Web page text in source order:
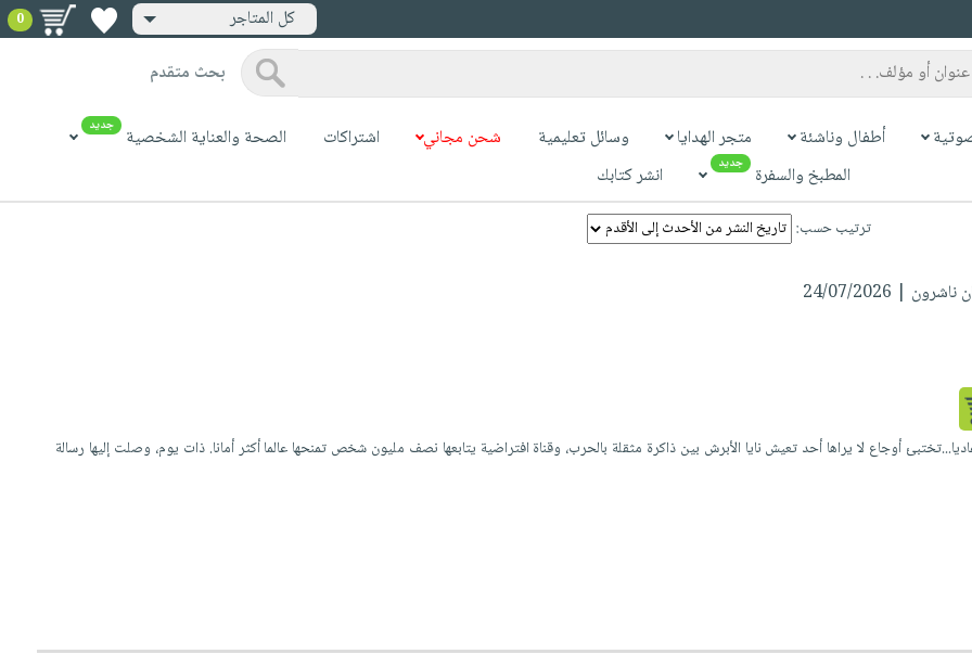
كل المتاجر 0
بحث متقدم
أطفال وناشئة متجر الهدايا وسائل تعليمية شحن مجاني اشتراكات الصحة والعناية الشخصية جديد
المطبخ والسفرة جديد انشر كتابك
ترتيب حسب:
| 24/07/2026
أوجاع لا يراها أحد تعيش نايا الأبرش بين ذاكرة مثقلة بالحرب، وقناة افتراضية يتابعها نصف مليون شخص تمنحها عالما أكثر أمانا. ذات يوم، وصلت إليها رسالة